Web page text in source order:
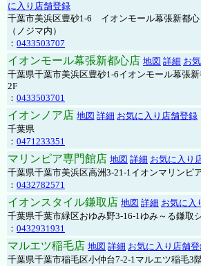
に入り店舗登録
千葉市美浜区豊砂1-6 イオンモール幕張新都
（ノジマ内）
： 0433503707
イオンモール幕張新都心店 地図 詳細 お
千葉県千葉市美浜区豊砂1-6イオンモール幕張
2F
： 0433503701
イオンノア店 地図 詳細 お気に入り店舗登録
千葉県
： 0471233351
マリンピア専門館店 地図 詳細 お気に入り
千葉県千葉市美浜区高洲3-21-1イオンマリンピ
： 0432782571
イオンスタイル鎌取店 地図 詳細 お気に入
千葉県千葉市緑区おゆみ野3-16-1ゆみ～る鎌取
： 0432931931
マルエツ稲毛店 地図 詳細 お気に入り店舗
千葉県千葉市稲毛区小仲台7-2-1マルエツ稲毛3